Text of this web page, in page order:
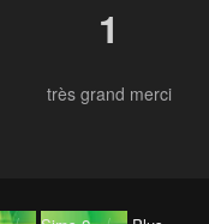
1
très grand merci